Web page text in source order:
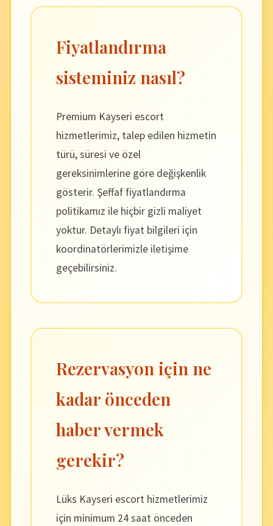
Fiyatlandırma
sisteminiz nasıl?
Premium Kayseri escort
hizmetlerimiz, talep edilen hizmetin
türü, süresi ve özel
gereksinimlerine göre değişkenlik
gösterir. Şeffaf fiyatlandırma
politikamız ile hiçbir gizli maliyet
yoktur. Detaylı fiyat bilgileri için
koordinatörlerimizle iletişime
geçebilirsiniz.
Rezervasyon için ne
kadar önceden
haber vermek
gerekir?
Lüks Kayseri escort hizmetlerimiz
için minimum 24 saat önceden